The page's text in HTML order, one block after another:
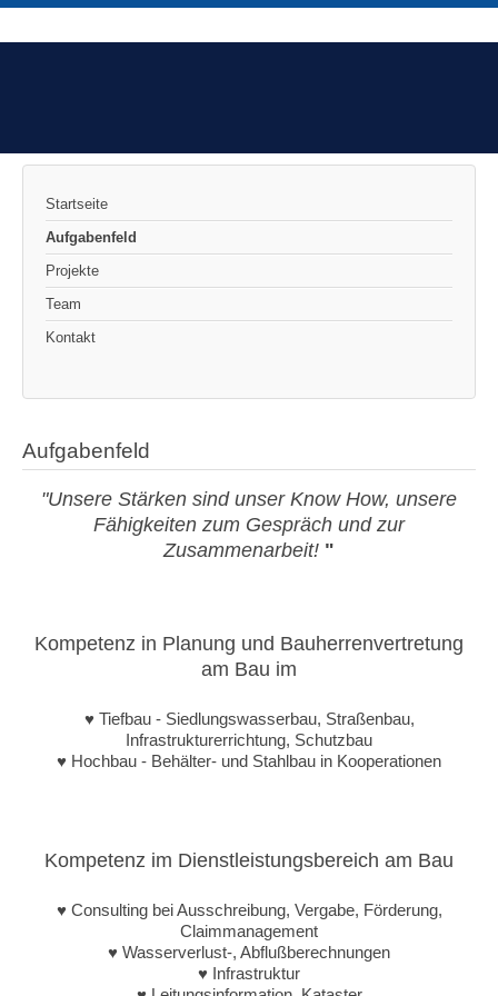
Startseite
Aufgabenfeld
Projekte
Team
Kontakt
Aufgabenfeld
"Unsere Stärken sind unser Know How, unsere
Fähigkeiten zum Gespräch und zur
Zusammenarbeit! "
Kompetenz in Planung und Bauherrenvertretung
am Bau im
♥ Tiefbau - Siedlungswasserbau, Straßenbau,
Infrastrukturerrichtung, Schutzbau
♥ Hochbau - Behälter- und Stahlbau in Kooperationen
Kompetenz im Dienstleistungsbereich am Bau
♥ Consulting bei Ausschreibung, Vergabe, Förderung,
Claimmanagement
♥ Wasserverlust-, Abflußberechnungen
♥ Infrastruktur